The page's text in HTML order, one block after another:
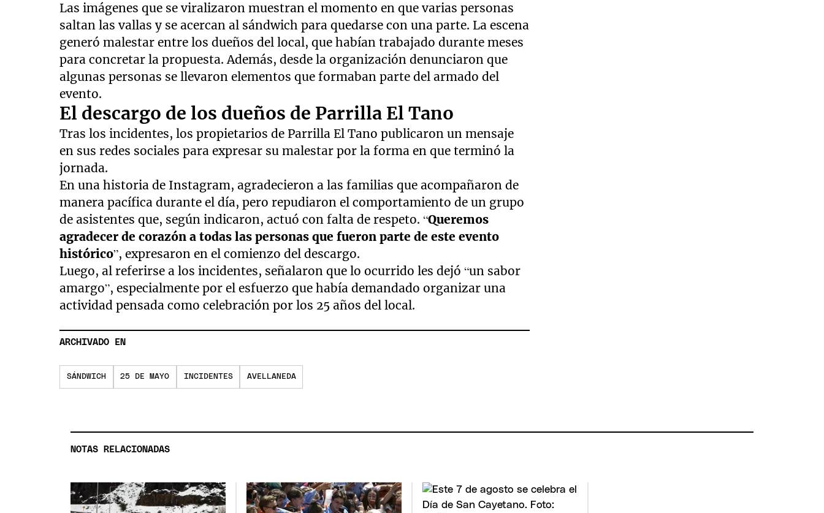
Las imágenes que se viralizaron muestran el momento en que varias personas
saltan las vallas y se acercan al sándwich para quedarse con una parte. La escena
generó malestar entre los dueños del local, que habían trabajado durante meses
para concretar la propuesta. Además, desde la organización denunciaron que
algunas personas se llevaron elementos que formaban parte del armado del
evento.
El descargo de los dueños de Parrilla El Tano
Tras los incidentes, los propietarios de Parrilla El Tano publicaron un mensaje
en sus redes sociales para expresar su malestar por la forma en que terminó la
jornada.
En una historia de Instagram, agradecieron a las familias que acompañaron de
manera pacífica durante el día, pero repudiaron el comportamiento de un grupo
de asistentes que, según indicaron, actuó con falta de respeto. “Queremos
agradecer de corazón a todas las personas que fueron parte de este evento
histórico”, expresaron en el comienzo del descargo.
Luego, al referirse a los incidentes, señalaron que lo ocurrido les dejó “un sabor
amargo”, especialmente por el esfuerzo que había demandado organizar una
actividad pensada como celebración por los 25 años del local.
ARCHIVADO EN
SÁNDWICH 25 DE MAYO INCIDENTES AVELLANEDA
NOTAS RELACIONADAS